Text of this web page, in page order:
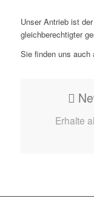
Unser Antrieb ist
gleichberechtigter
Sie finden uns auch
Erhalte